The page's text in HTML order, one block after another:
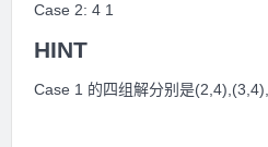
Case 2: 4 1
HINT
Case 1 的四组解分别是